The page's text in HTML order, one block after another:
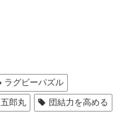
ラグビーパズル
五郎丸 団結力を高める